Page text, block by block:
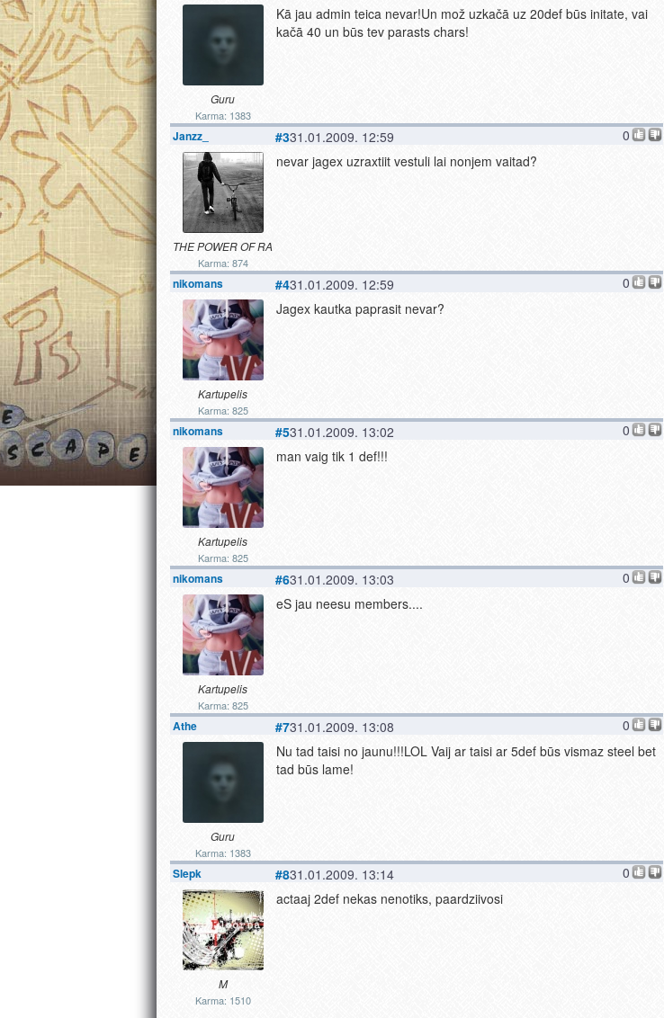
Guru
Karma: 1383
Kā jau admin teica nevar!Un mož uzkačā uz 20def būs initate, vai
kačā 40 un būs tev parasts chars!
Janzz_
THE POWER OF RA
Karma: 874
0
#331.01.2009. 12:59
nevar jagex uzraxtiit vestuli lai nonjem vaitad?
nikomans
Kartupelis
Karma: 825
0
#431.01.2009. 12:59
Jagex kautka paprasit nevar?
nikomans
Kartupelis
Karma: 825
0
#531.01.2009. 13:02
man vaig tik 1 def!!!
nikomans
Kartupelis
Karma: 825
0
#631.01.2009. 13:03
eS jau neesu members....
Athe
Guru
Karma: 1383
0
#731.01.2009. 13:08
Nu tad taisi no jaunu!!!LOL Vaij ar taisi ar 5def būs vismaz steel bet
tad būs lame!
Slepk
M
Karma: 1510
0
#831.01.2009. 13:14
actaaj 2def nekas nenotiks, paardziivosi